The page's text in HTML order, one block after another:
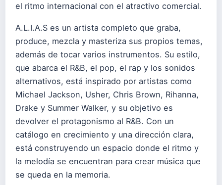
el ritmo internacional con el atractivo comercial.
A.L.I.A.S es un artista completo que graba,
produce, mezcla y masteriza sus propios temas,
además de tocar varios instrumentos. Su estilo,
que abarca el R&B, el pop, el rap y los sonidos
alternativos, está inspirado por artistas como
Michael Jackson, Usher, Chris Brown, Rihanna,
Drake y Summer Walker, y su objetivo es
devolver el protagonismo al R&B. Con un
catálogo en crecimiento y una dirección clara,
está construyendo un espacio donde el ritmo y
la melodía se encuentran para crear música que
se queda en la memoria.